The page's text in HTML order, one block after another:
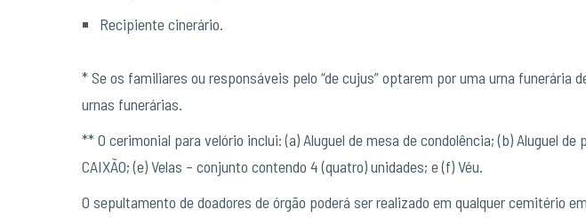
Recipiente cinerário.
* Se os familiares ou responsáveis pelo “de cujus” optarem por uma urna
urnas funerárias.
** O cerimonial para velório inclui: (a) Aluguel de mesa de condolência; (b) Aluguel
CAIXÃO; (e) Velas – conjunto contendo 4 (quatro) unidades; e (f) Véu.
O sepultamento de doadores de órgão poderá ser realizado em qualquer cemitério